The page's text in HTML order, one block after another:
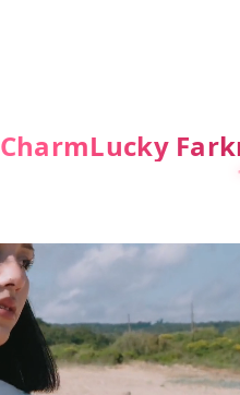
CharmLucky